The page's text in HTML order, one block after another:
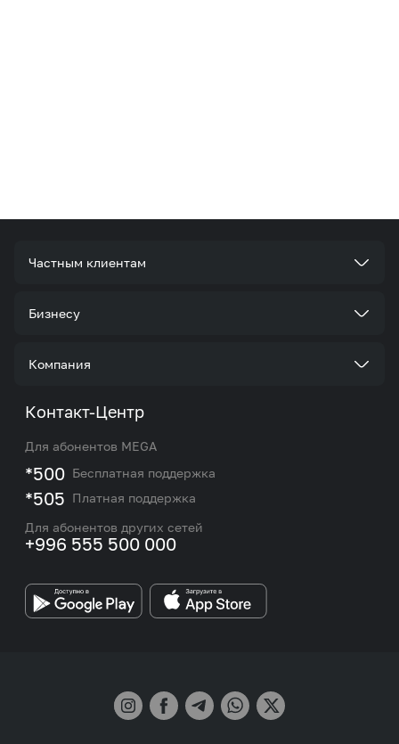
Частным клиентам
Тарифы
Роуминг и международные звонки
eSIM
Подбор номера
Бизнесу
Стать корпоративным клиентом
M2M
Контакты сотрудников отдела по работе с
корпоративными и VIP клиентами
Компания
О нас
Новости
Карта покрытия сети и центров обслуживания
Работа в MEGA
Бренд MEGA
Контакт-Центр
Для абонентов MEGA
*500 Бесплатная поддержка
*505 Платная поддержка
Для абонентов других сетей
+996 555 500 000